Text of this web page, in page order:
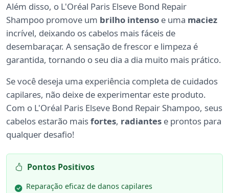
Além disso, o L'Oréal Paris Elseve Bond Repair
Shampoo promove um brilho intenso e uma maciez
incrível, deixando os cabelos mais fáceis de
desembaraçar. A sensação de frescor e limpeza é
garantida, tornando o seu dia a dia muito mais prático.
Se você deseja uma experiência completa de cuidados
capilares, não deixe de experimentar este produto.
Com o L'Oréal Paris Elseve Bond Repair Shampoo, seus
cabelos estarão maisfortes, radiantes e prontos para
qualquer desafio!
Pontos Positivos
Reparação eficaz de danos capilares